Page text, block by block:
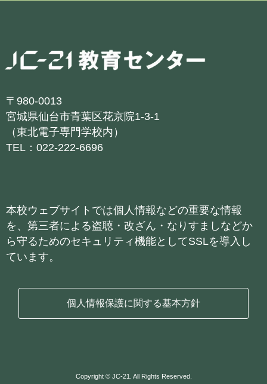
〒980-0013
宮城県仙台市青葉区花京院1-3-1
（東北電子専門学校内）
TEL：022-222-6696
本校ウェブサイトでは個人情報などの重要な情報
を、第三者による盗聴・改ざん・なりすましなどか
ら守るためのセキュリティ機能としてSSLを導入し
ています。
個人情報保護に関する基本方針
Copyright © JC-21. All Rights Reserved.